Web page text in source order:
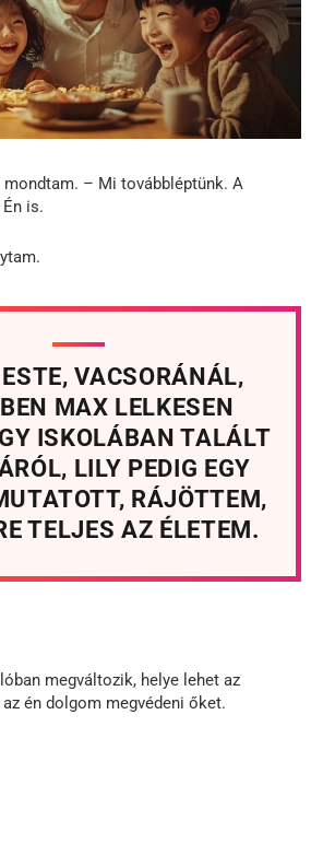
– Mi továbbléptünk. A
is.
VACSORÁNÁL,
MAX LELKESEN
ISKOLÁBAN TALÁLT
LILY PEDIG EGY
RÁJÖTTEM,
TELJES AZ ÉLETEM.
megváltozik, helye lehet az
én dolgom megvédeni őket.